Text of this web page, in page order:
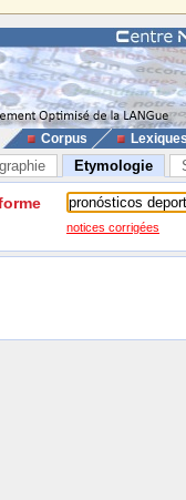
Corpus
Etymologie
notices corrigées